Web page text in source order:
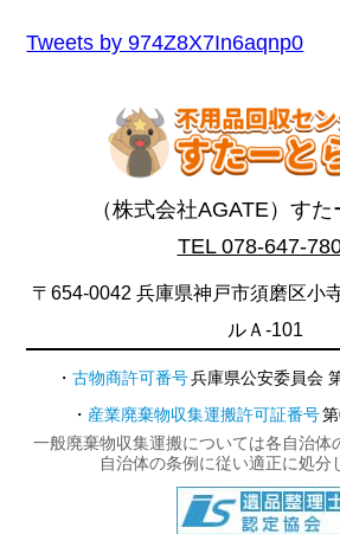
Tweets by 974Z8X7In6aqnp0
（株式会社AGATE）す
TEL 078-647-
〒654-0042 兵庫県神戸市須磨区小
ルＡ-101
古物商許可番号兵庫県公安委員会
産業廃棄物収集運搬許可証番号
一般廃棄物収集運搬については各自治体
自治体の条例に従い適正に処分